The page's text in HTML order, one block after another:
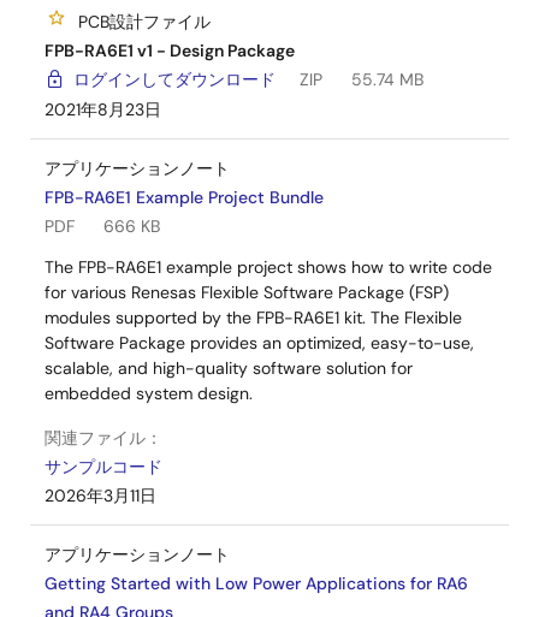
PCB設計ファイル
FPB-RA6E1 v1 - Design Package
ログインしてダウンロード
ZIP
55.74 MB
2021年8月23日
アプリケーションノート
FPB-RA6E1 Example Project Bundle
PDF
666 KB
The FPB-RA6E1 example project shows how to write code
for various Renesas Flexible Software Package (FSP)
modules supported by the FPB-RA6E1 kit. The Flexible
Software Package provides an optimized, easy-to-use,
scalable, and high-quality software solution for
embedded system design.
関連ファイル：
サンプルコード
2026年3月11日
アプリケーションノート
Getting Started with Low Power Applications for RA6
and RA4 Groups